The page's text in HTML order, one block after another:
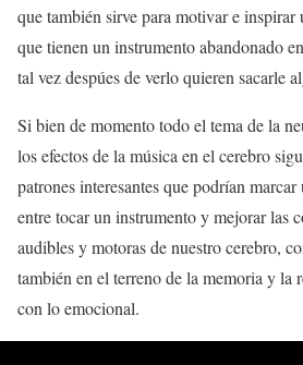
que también sirve para motivar e inspirar
que tienen un instrumento abandonado
tal vez despúes de verlo quieren sacarle
Si bien de momento todo el tema de la
los efectos de la música en el cerebro
patrones interesantes que podrían
entre tocar un instrumento y mejorar las
audibles y motoras de nuestro cerebro,
también en el terreno de la memoria y la
con lo emocional.